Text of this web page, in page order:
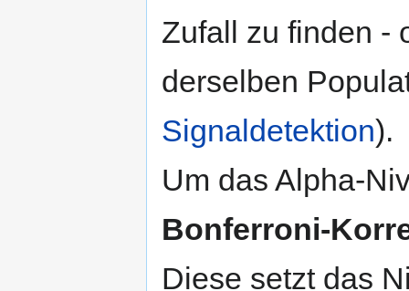
Zufall zu finden -
derselben
Signaldetektion).
Um das Alpha-
Bonferroni-
Diese setzt das